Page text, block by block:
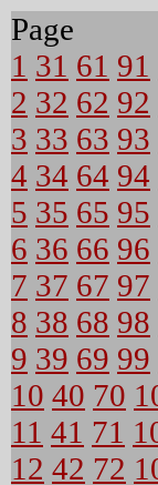
Page
1 31 61 91
2 32 62 92
3 33 63 93
4 34 64 94
5 35 65 95
6 36 66 96
7 37 67 97
8 38 68 98
9 39 69 99
10 40 70
11 41 71
12 42 72